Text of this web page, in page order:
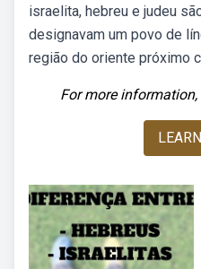
israelita, hebreu e judeu
designavam um povo de
região do oriente próximo
For more